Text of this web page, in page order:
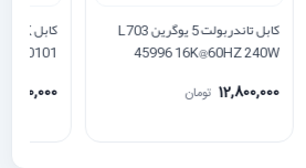
45996 16K@60HZ 240W
12,800,000